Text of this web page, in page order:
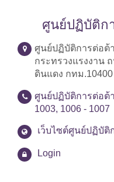
ศูนย์ปฏิบัติก
ศูนย์ปฏิบัติการต่อต้
กระทรวงแรงงาน
ดินแดง กทม.10400
ศูนย์ปฏิบัติการต่อต้
1003, 1006 - 1007
เว็บไซต์ศูนย์ปฏิบัติ
Login